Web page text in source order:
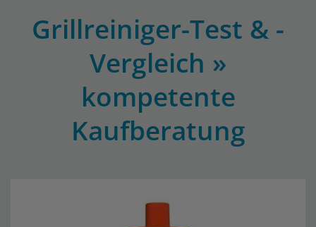
Grillreiniger-Test & -
Vergleich »
kompetente
Kaufberatung